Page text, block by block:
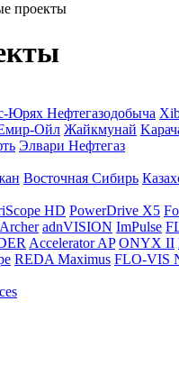
проекты
Юрях Нефтегазодобыча
Ойл Жайкмунай
Элвари Нефтегаз
Восточная Сибирь
HD PowerDrive X5
adnVISION ImPulse
Accelerator AP ONYX II
REDA Maximus FLO-VIS